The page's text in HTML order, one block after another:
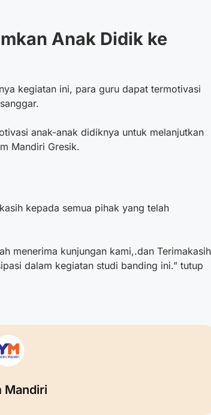
Anak Didik ke
kegiatan ini, para guru dapat termotivasi
anak-anak didiknya untuk melanjutkan
Mandiri Gresik.
kepada semua pihak yang telah
menerima kunjungan kami,.dan Terimakasih
dalam kegiatan studi banding ini.” tutup
Mandiri